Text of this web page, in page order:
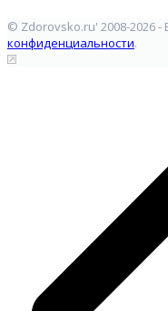
© Zdorovsko.ru' 2008-2026
конфиденциальности.